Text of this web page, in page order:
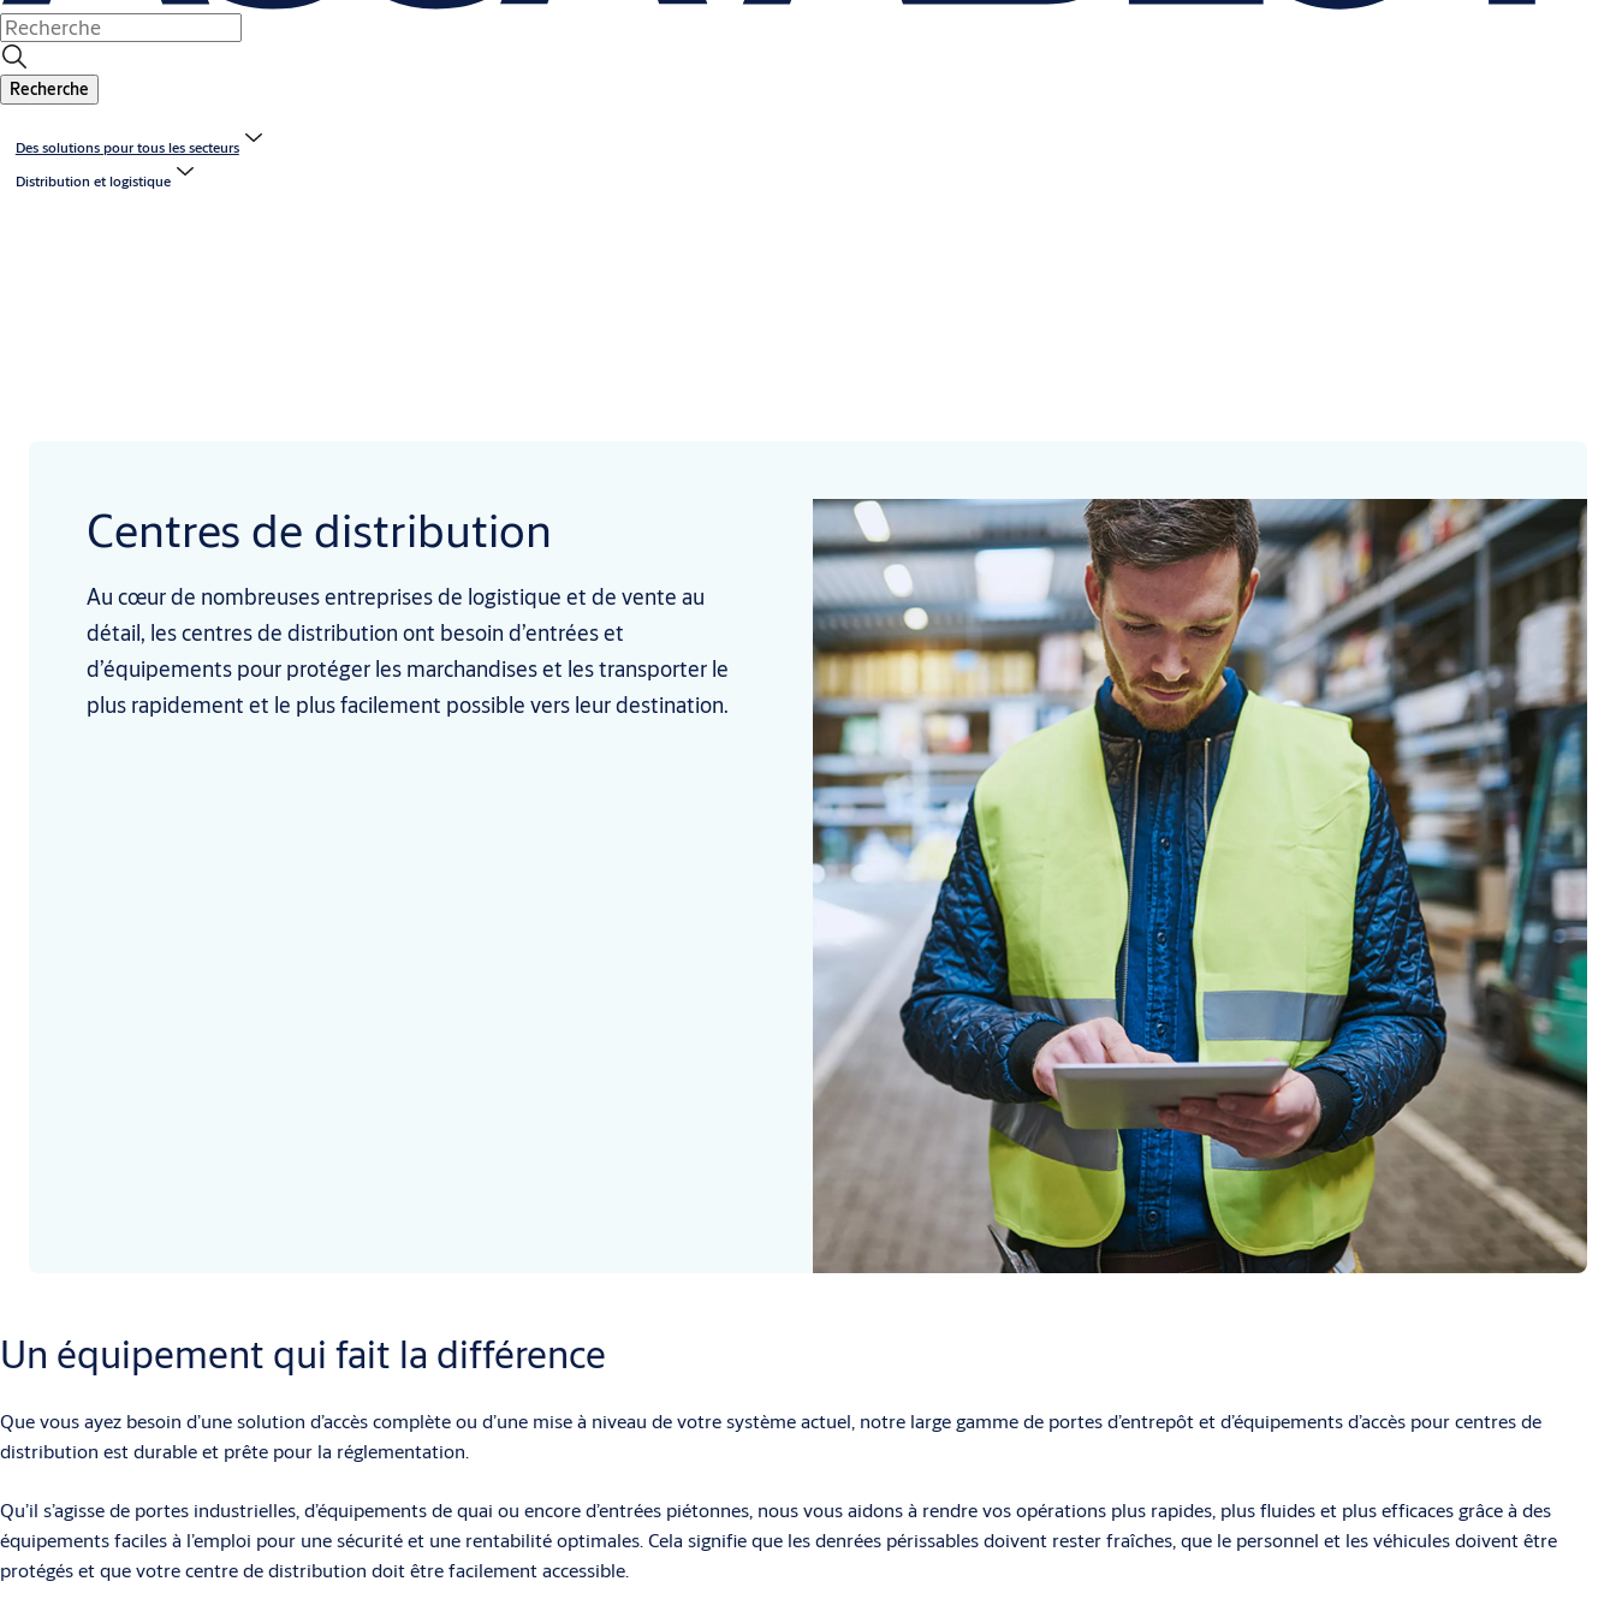
Recherche
Des solutions pour tous les secteurs
Distribution et logistique
Centres de distribution
Au cœur de nombreuses entreprises de logistique et de vente au
détail, les centres de distribution ont besoin d’entrées et
d’équipements pour protéger les marchandises et les transporter le
plus rapidement et le plus facilement possible vers leur destination.
Un équipement qui fait la différence
Que vous ayez besoin d’une solution d’accès complète ou d’une mise à niveau de votre système actuel, notre large gamme de portes d’entrepôt et d’équipements d’accès pour centres de
distribution est durable et prête pour la réglementation.
Qu’il s’agisse de portes industrielles, d’équipements de quai ou encore d’entrées piétonnes, nous vous aidons à rendre vos opérations plus rapides, plus fluides et plus efficaces grâce à des
équipements faciles à l’emploi pour une sécurité et une rentabilité optimales. Cela signifie que les denrées périssables doivent rester fraîches, que le personnel et les véhicules doivent être
protégés et que votre centre de distribution doit être facilement accessible.